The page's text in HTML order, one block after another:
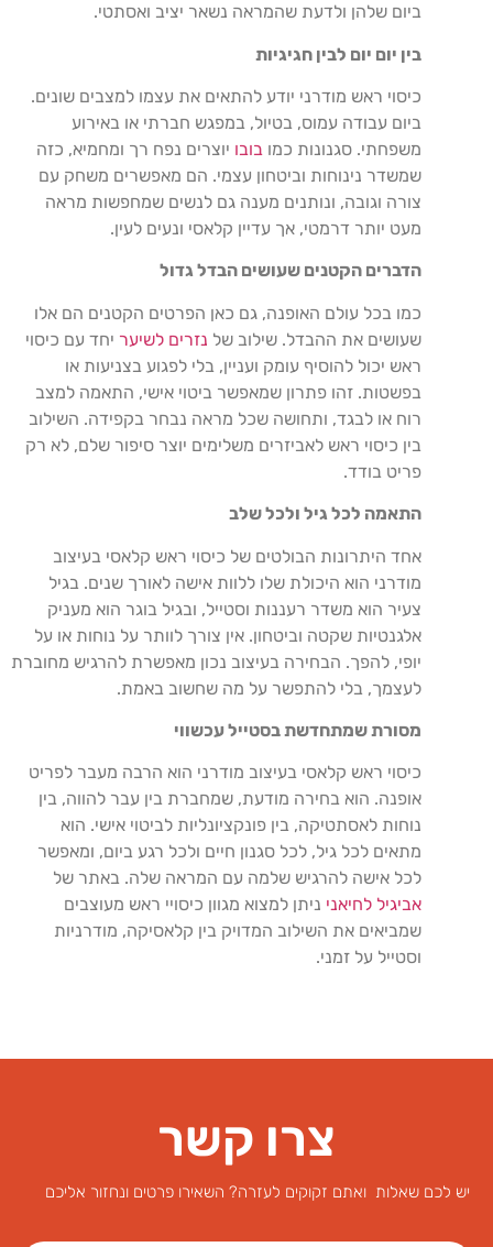
ביום שלהן ולדעת שהמראה נשאר יציב ואסתטי.
בין יום יום לבין חגיגיות
כיסוי ראש מודרני יודע להתאים את עצמו למצבים שונים.
ביום עבודה עמוס, בטיול, במפגש חברתי או באירוע
משפחתי. סגנונות כמו בובו יוצרים נפח רך ומחמיא, כזה
שמשדר נינוחות וביטחון עצמי. הם מאפשרים משחק עם
צורה וגובה, ונותנים מענה גם לנשים שמחפשות מראה
מעט יותר דרמטי, אך עדיין קלאסי ונעים לעין.
הדברים הקטנים שעושים הבדל גדול
כמו בכל עולם האופנה, גם כאן הפרטים הקטנים הם אלו
שעושים את ההבדל. שילוב של נזרים לשיער יחד עם כיסוי
ראש יכול להוסיף עומק ועניין, בלי לפגוע בצניעות או
בפשטות. זהו פתרון שמאפשר ביטוי אישי, התאמה למצב
רוח או לבגד, ותחושה שכל מראה נבחר בקפידה. השילוב
בין כיסוי ראש לאביזרים משלימים יוצר סיפור שלם, לא רק
פריט בודד.
התאמה לכל גיל ולכל שלב
אחד היתרונות הבולטים של כיסוי ראש קלאסי בעיצוב
מודרני הוא היכולת שלו ללוות אישה לאורך שנים. בגיל
צעיר הוא משדר רעננות וסטייל, ובגיל בוגר הוא מעניק
אלגנטיות שקטה וביטחון. אין צורך לוותר על נוחות או על
יופי, להפך. הבחירה בעיצוב נכון מאפשרת להרגיש מחוברת
לעצמך, בלי להתפשר על מה שחשוב באמת.
מסורת שמתחדשת בסטייל עכשווי
כיסוי ראש קלאסי בעיצוב מודרני הוא הרבה מעבר לפריט
אופנה. הוא בחירה מודעת, שמחברת בין עבר להווה, בין
נוחות לאסתטיקה, בין פונקציונליות לביטוי אישי. הוא
מתאים לכל גיל, לכל סגנון חיים ולכל רגע ביום, ומאפשר
לכל אישה להרגיש שלמה עם המראה שלה. באתר של
אביגיל לחיאני ניתן למצוא מגוון כיסויי ראש מעוצבים
שמביאים את השילוב המדויק בין קלאסיקה, מודרניות
וסטייל על זמני.
צרו קשר
יש לכם שאלות ואתם זקוקים לעזרה? השאירו פרטים ונחזור אליכם